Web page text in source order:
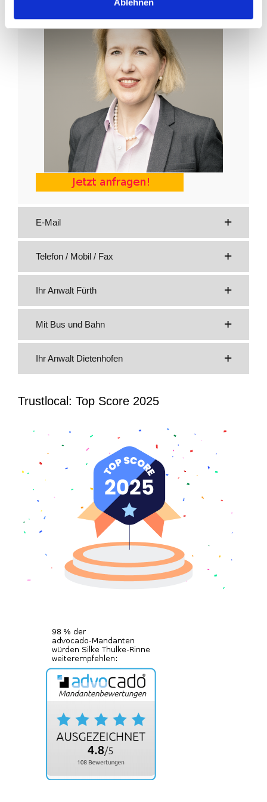
Ablehnen
E-Mail
Telefon / Mobil / Fax
Ihr Anwalt Fürth
Mit Bus und Bahn
Ihr Anwalt Dietenhofen
Trustlocal: Top Score 2025